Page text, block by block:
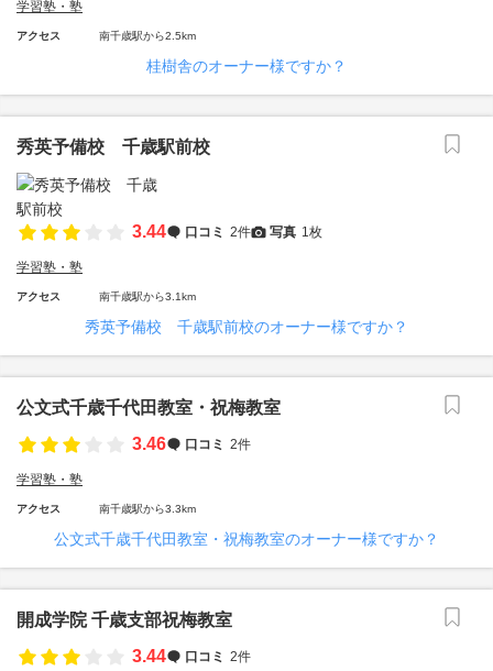
学習塾・塾
アクセス 南千歳駅から2.5km
桂樹舎のオーナー様ですか？
秀英予備校 千歳駅前校
3.44 口コミ 2件 写真 1枚
学習塾・塾
アクセス 南千歳駅から3.1km
秀英予備校 千歳駅前校のオーナー様ですか？
公文式千歳千代田教室・祝梅教室
3.46
口コミ 2件
学習塾・塾
アクセス 南千歳駅から3.3km
公文式千歳千代田教室・祝梅教室のオーナー様ですか？
開成学院 千歳支部祝梅教室
3.44
口コミ 2件